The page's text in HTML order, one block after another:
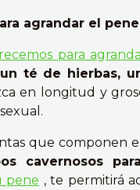
agrandar el pene
para
un té de hierbas,
en longitud y
que componen
cavernosos
pene , te permitirá